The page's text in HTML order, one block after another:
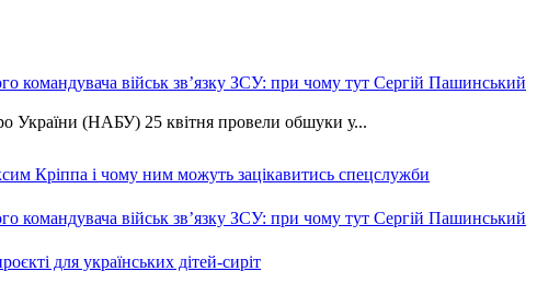
командувача військ зв’язку ЗСУ: при чому тут Сергій Пашинський
України (НАБУ) 25 квітня провели обшуки у...
Кріппа і чому ним можуть зацікавитись спецслужби
командувача військ зв’язку ЗСУ: при чому тут Сергій Пашинський
для українських дітей-сиріт